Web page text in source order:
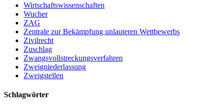
Wirtschaftswissenschaften
Wucher
ZAG
Zentrale zur Bekämpfung unlauteren Wettbewerbs
Zivilrecht
Zuschlag
Zwangsvollstreckungsverfahren
Zweigniederlassung
Zweigstellen
Schlagwörter